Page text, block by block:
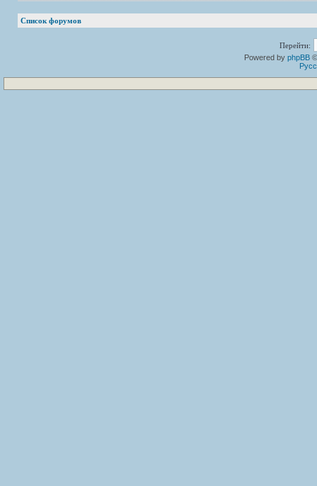
Список форумов
Перейти:
Powered by phpBB